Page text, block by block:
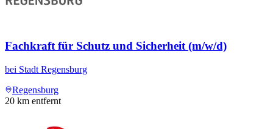
Fachkraft für Schutz und Sicherheit (m/w/d)
bei Stadt Regensburg
Regensburg
20 km entfernt